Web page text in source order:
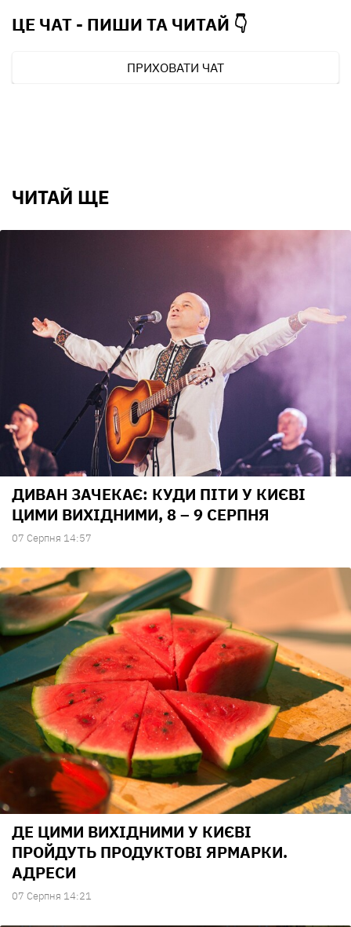
ЦЕ ЧАТ - ПИШИ ТА ЧИТАЙ 👇
ПРИХОВАТИ ЧАТ
ЧИТАЙ ЩЕ
ДИВАН ЗАЧЕКАЄ: КУДИ ПІТИ У КИЄВІ
ЦИМИ ВИХІДНИМИ, 8 – 9 СЕРПНЯ
07 Серпня 14:57
ДЕ ЦИМИ ВИХІДНИМИ У КИЄВІ
ПРОЙДУТЬ ПРОДУКТОВІ ЯРМАРКИ.
АДРЕСИ
07 Серпня 14:21